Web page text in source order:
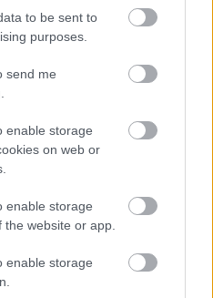
to be sent to
purposes.
send me
enable storage
on web or
enable storage
website or app.
enable storage